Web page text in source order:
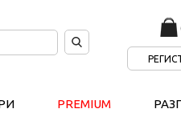
PREMIUM